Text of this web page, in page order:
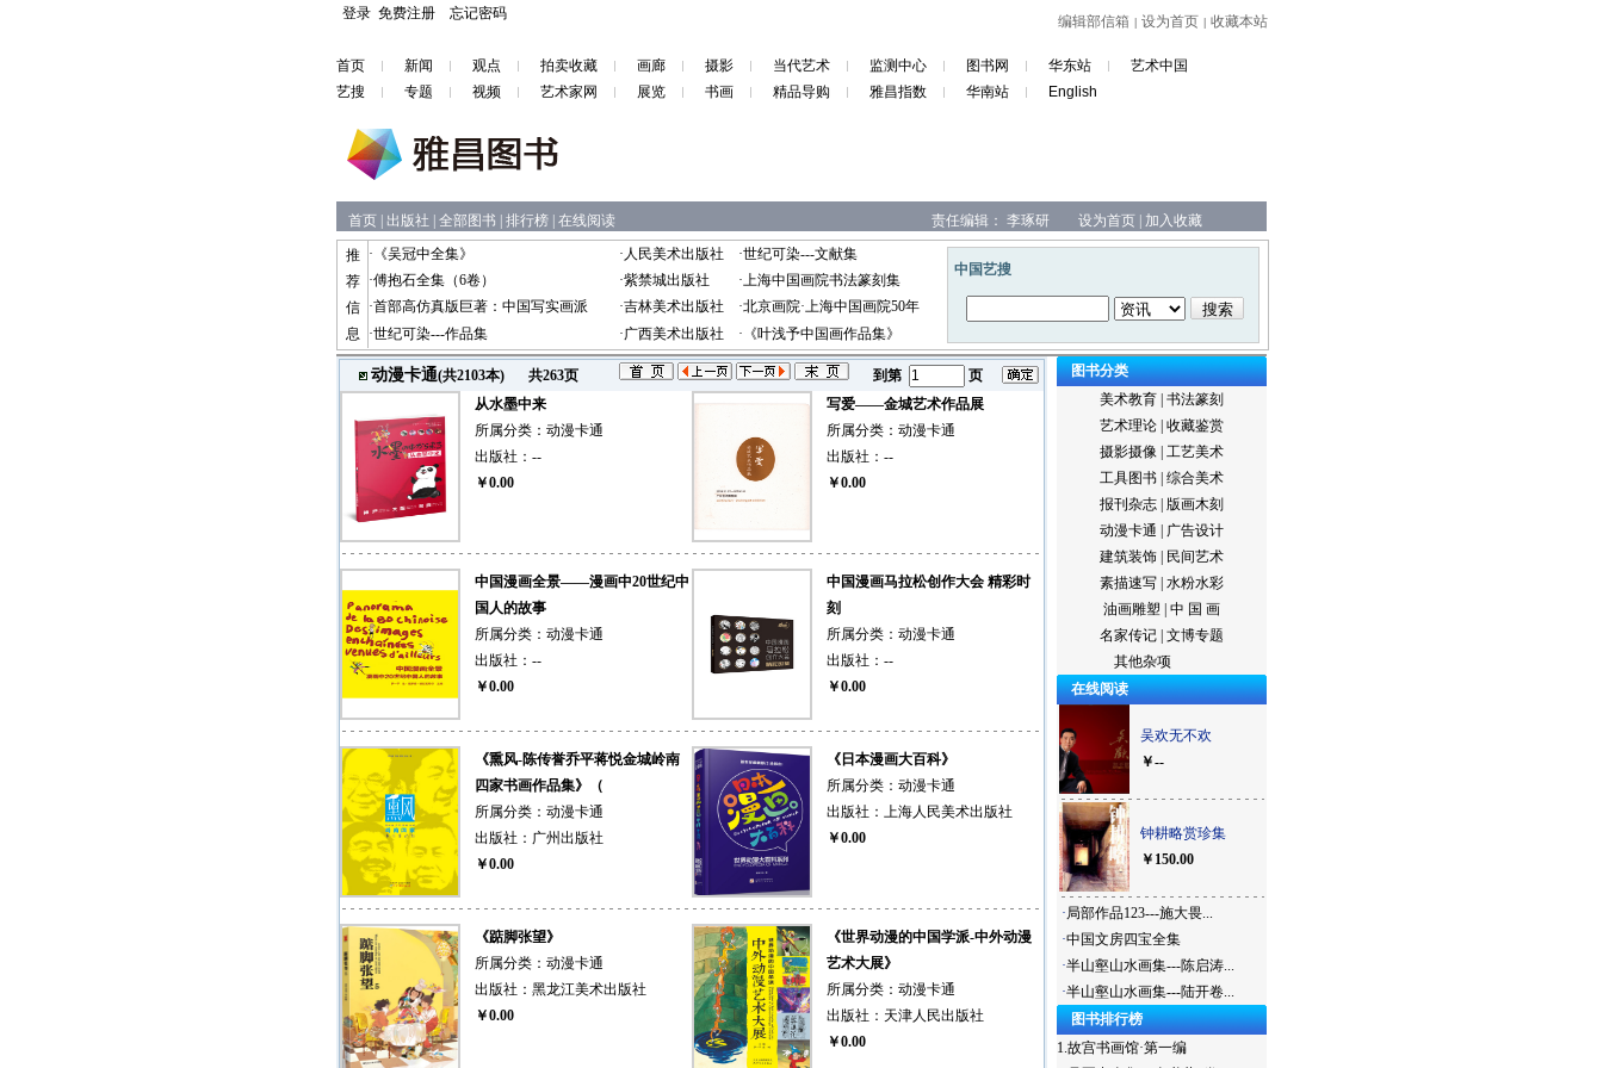
登录 免费注册 忘记密码 编辑部信箱 设为首页 收藏本站
首页 新闻 观点 拍卖收藏 画廊 摄影 当代艺术 监测中心 图书网 华东站
艺术中国
艺搜
专题 视频 艺术家网 展览 书画 精品导购 雅昌指数 华南站 English
首页 出版社 全部图书 排行榜 在线阅读 责任编辑： 李琢研 设为首页 加入收藏
推
荐
信
息
· 《吴冠中全集》 · 人民美术出版社 ·世纪可染---文献集
·傅抱石全集（6卷） ·紫禁城出版社 ·上海中国画院书法篆刻集
·首部高仿真版巨著：中国写实画派 ·吉林美术出版社 ·北京画院·上海中国画院50年
·世纪可染---作品集 ·广西美术出版社 · 《叶浅予中国画作品集》
动漫卡通(共2103本) 共263页 到第
页
从水墨中来
所属分类： 动漫卡通
出版社： --
￥0.00
写爱——金城艺术作品展
所属分类： 动漫卡通
出版社： --
￥0.00
中国漫画全景——漫画中20世纪中
国人的故事
所属分类： 动漫卡通
出版社： --
￥0.00
中国漫画马拉松创作大会 精彩时
刻
所属分类： 动漫卡通
出版社： --
￥0.00
《熏风-陈传誉乔平蒋悦金城岭南
四家书画作品集》（
所属分类： 动漫卡通
出版社： 广州出版社
￥0.00
《日本漫画大百科》
所属分类： 动漫卡通
出版社： 上海人民美术出版社
￥0.00
《踮脚张望》
所属分类： 动漫卡通
出版社： 黑龙江美术出版社
￥0.00
《世界动漫的中国学派-中外动漫
艺术大展》
所属分类： 动漫卡通
出版社： 天津人民出版社
￥0.00
图书分类
美术教育 书法篆刻
艺术理论 收藏鉴赏
摄影摄像 工艺美术
工具图书 综合美术
报刊杂志 版画木刻
动漫卡通
广告设计
建筑装饰
民间艺术
素描速写 水粉水彩
油画雕塑
中 国 画
名家传记 文博专题
其他杂项
在线阅读
吴欢无不欢
￥--
钟耕略赏珍集
￥150.00
·局部作品123---施大畏...
·中国文房四宝全集
·半山壑山水画集---陈启涛...
·半山壑山水画集---陆开卷...
图书排行榜
1.故宫书画馆·第一编